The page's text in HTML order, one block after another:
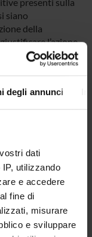
degli annunci
dati
utilizzando
e accedere
fine di
misurare
e sviluppare
siano
della
l’azione
oligomeriche
di
loro attività
della Ricerca